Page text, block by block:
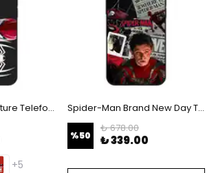
Spider-Man Signature Telefon Kılıfı
+5
Spider-Man Brand New Day Telefon Kılıfı
%50
₺ 678.00
₺ 339.00